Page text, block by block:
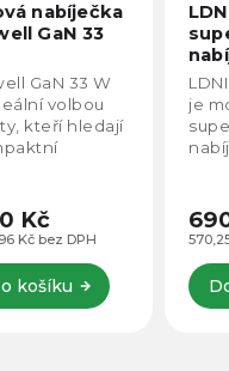
nabíječka
GaN 33
Kč bez DPH
Kč
košíku
GaN 33 W
volbou
kteří hledají
jsou tablety,
je
2×
A a